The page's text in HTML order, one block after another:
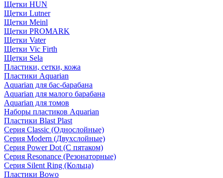
Щетки HUN
Щетки Lutner
Щетки Meinl
Щетки PROMARK
Щетки Vater
Щетки Vic Firth
Щетки Sela
Пластики, сетки, кожа
Пластики Aquarian
Aquarian для бас-барабана
Aquarian для малого барабана
Aquarian для томов
Наборы пластиков Aquarian
Пластики Blast Plast
Серия Classic (Однослойные)
Серия Modern (Двухслойные)
Серия Power Dot (С пятаком)
Серия Resonance (Резонаторные)
Серия Silent Ring (Кольца)
Пластики Bowo